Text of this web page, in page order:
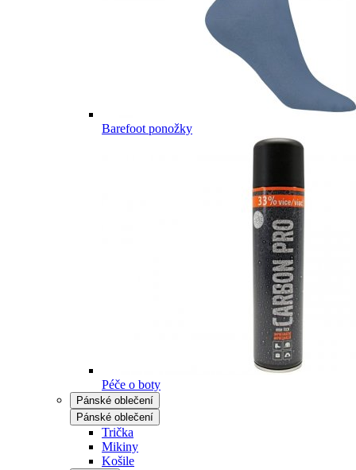
Barefoot ponožky
Péče o boty
Pánské oblečení
Pánské oblečení
Trička
Mikiny
Košile